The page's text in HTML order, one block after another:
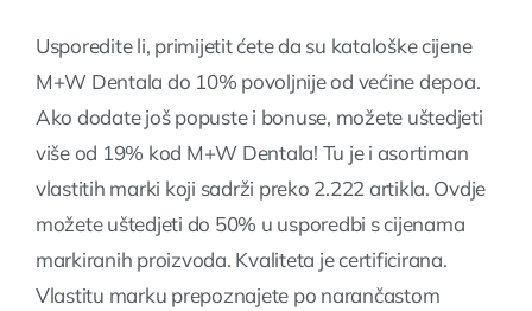
Usporedite li, primijetit ćete da su kataloške cijene
M+W Dentala do 10% povoljnije od većine depoa.
Ako dodate još popuste i bonuse, možete uštedjeti
više od 19% kod M+W Dentala! Tu je i asortiman
vlastitih marki koji sadrži preko 2.222 artikla. Ovdje
možete uštedjeti do 50% u usporedbi s cijenama
markiranih proizvoda. Kvaliteta je certificirana.
Vlastitu marku prepoznajete po narančastom